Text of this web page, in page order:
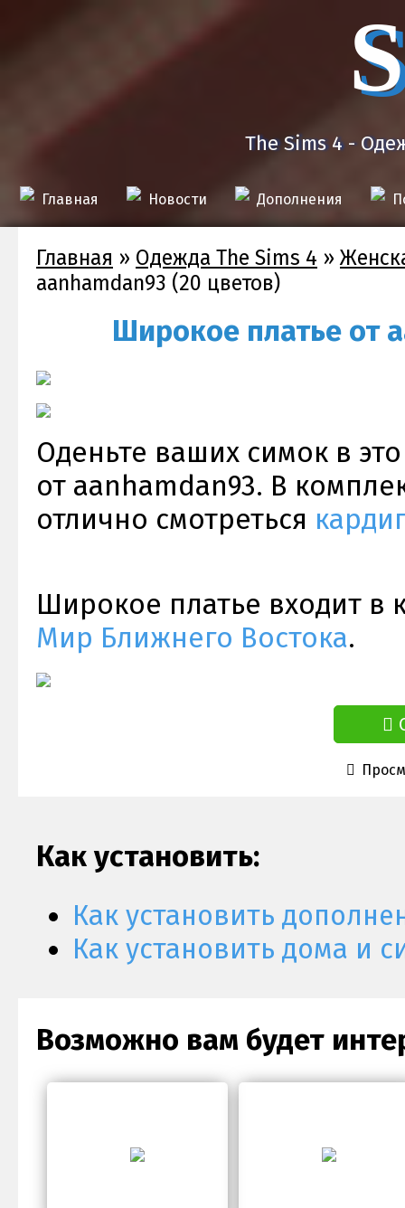
The Sims 4 -
Главная Новости Дополнения
Главная » Одежда The Sims 4 »
aanhamdan93 (20 цветов)
Широкое платье от
Оденьте ваших симок в
от aanhamdan93. В
отлично смотреться
Широкое платье входит в
Мир Ближнего Востока.
Как установить:
Как установить
Как установить дома и
Возможно вам будет